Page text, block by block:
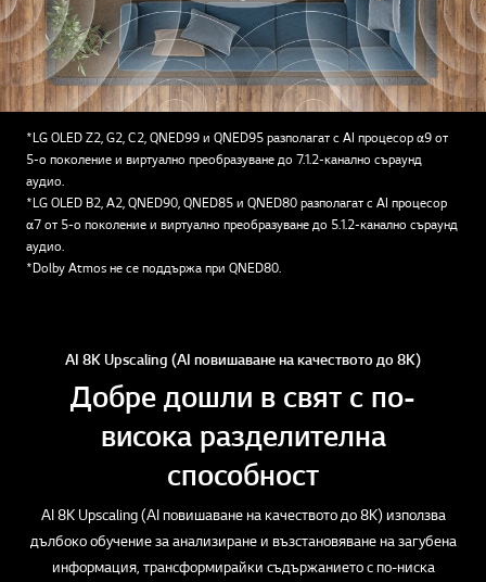
*LG OLED Z2, G2, C2, QNED99 и QNED95 разполагат с AI процесор α9 от
5-о поколение и виртуално преобразуване до 7.1.2-канално съраунд
аудио.
*LG OLED B2, A2, QNED90, QNED85 и QNED80 разполагат с AI процесор
α7 от 5-о поколение и виртуално преобразуване до 5.1.2-канално съраунд
аудио.
*Dolby Atmos не се поддържа при QNED80.
AI 8K Upscaling (AI повишаване на качеството до 8K)
Добре дошли в свят с по-
висока разделителна
способност
AI 8K Upscaling (AI повишаване на качеството до 8K) използва
дълбоко обучение за анализиране и възстановяване на загубена
информация, трансформирайки съдържанието с по-ниска